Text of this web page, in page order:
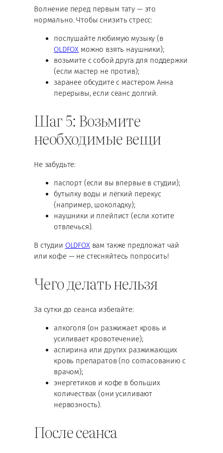
Волнение перед первым тату — это
нормально. Чтобы снизить стресс:
послушайте любимую музыку (в
OLDFOX можно взять наушники);
возьмите с собой друга для поддержки
(если мастер не против);
заранее обсудите с мастером Анна
перерывы, если сеанс долгий.
Шаг 5: Возьмите
необходимые вещи
Не забудьте:
паспорт (если вы впервые в студии);
бутылку воды и лёгкий перекус
(например, шоколадку);
наушники и плейлист (если хотите
отвлечься).
В студии OLDFOXвам также предложат чай
или кофе — не стесняйтесь попросить!
Чего делать нельзя
За сутки до сеанса избегайте:
алкоголя (он разжижает кровь и
усиливает кровотечение);
аспирина или других разжижающих
кровь препаратов (по согласованию с
врачом);
энергетиков и кофе в больших
количествах (они усиливают
нервозность).
После сеанса